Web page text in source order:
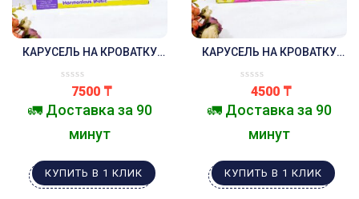
КАРУСЕЛЬ НА КРОВАТКУ
7500 ₸
🚛 Доставка за 90
минут
КУПИТЬ В 1 КЛИК
КАРУСЕЛЬ НА КРОВАТКУ
4500 ₸
🚛 Доставка за 90
минут
КУПИТЬ В 1 КЛИК